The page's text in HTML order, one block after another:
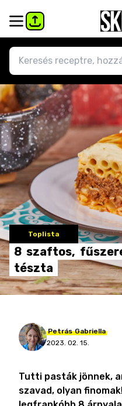
Toplista
8 szaftos,
tészta
Petrás Gabriella
2023. 02. 15.
Tutti pasták jönnek,
szavad, olyan